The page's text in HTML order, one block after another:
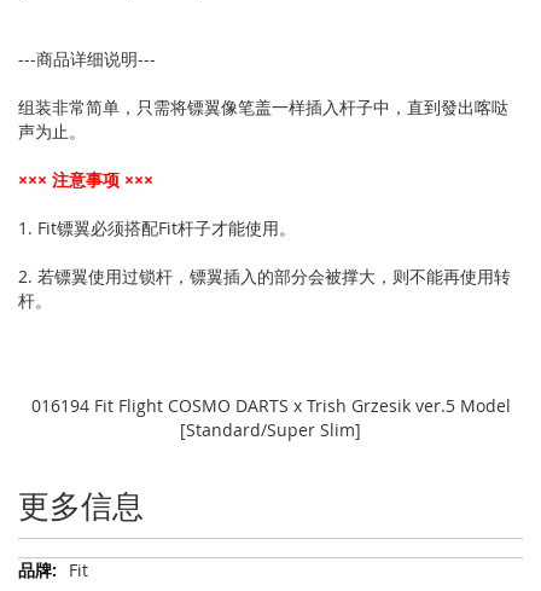
---商品详细说明---
组装非常简单，只需将镖翼像笔盖一样插入杆子中，直到發出喀哒
声为止。
××× 注意事项 ×××
1. Fit镖翼必须搭配Fit杆子才能使用。
2. 若镖翼使用过锁杆，镖翼插入的部分会被撑大，则不能再使用转
杆。
016194 Fit Flight COSMO DARTS x Trish Grzesik ver.5 Model
[Standard/Super Slim]
更多信息
更
Fit